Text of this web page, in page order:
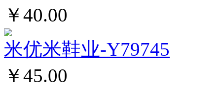
￥40.00
米优米鞋业-Y79745
￥45.00